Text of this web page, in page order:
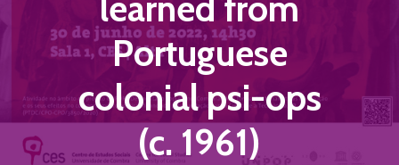
Portuguese
colonial psi-ops
(c. 1961)